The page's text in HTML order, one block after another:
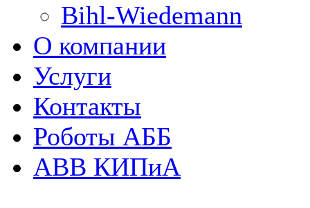
Bihl-Wiedemann
О компании
Услуги
Контакты
Роботы АББ
ABB КИПиА